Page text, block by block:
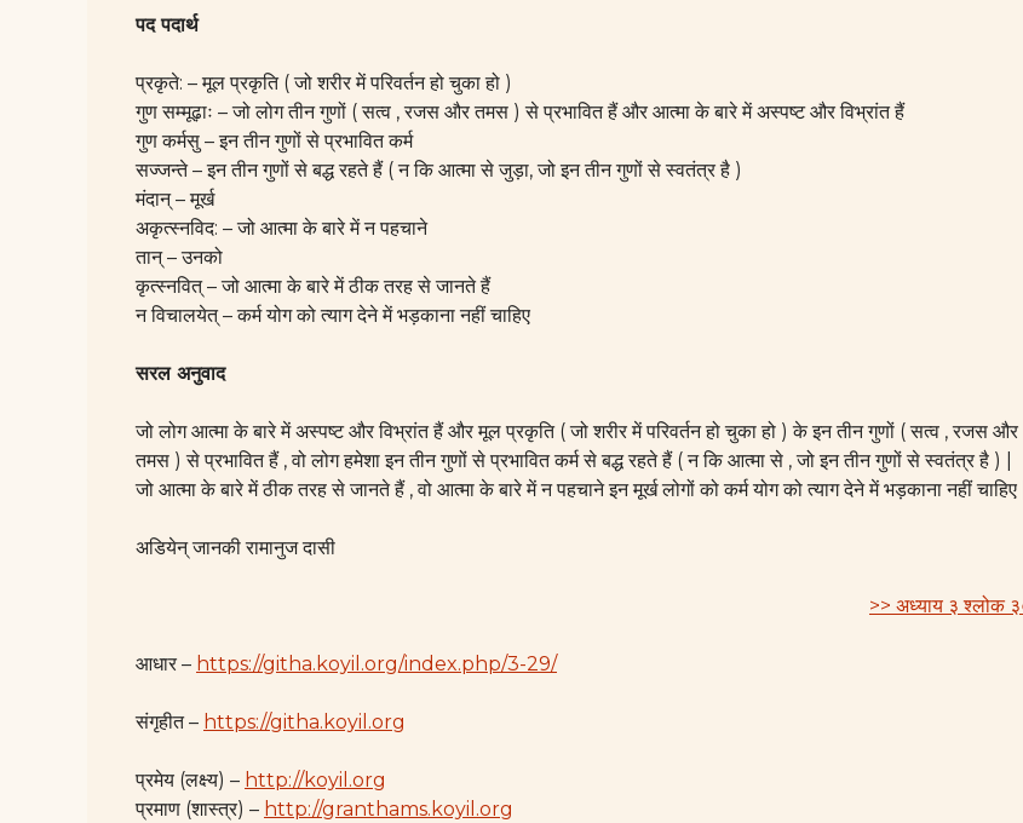
पद पदार्थ
प्रकृते: – मूल प्रकृति ( जो शरीर में परिवर्तन हो चुका हो )
गुण सम्मूढ़ाः – जो लोग तीन गुणों ( सत्व , रजस और तमस ) से प्रभावित हैं और आत्मा के बारे में अस्पष्ट और विभ्रांत हैं
गुण कर्मसु – इन तीन गुणों से प्रभावित कर्म
सज्जन्ते – इन तीन गुणों से बद्ध रहते हैं ( न कि आत्मा से जुड़ा, जो इन तीन गुणों से स्वतंत्र है )
मंदान् – मूर्ख
अकृत्स्नविद: – जो आत्मा के बारे में न पहचाने
तान् – उनको
कृत्स्नवित् – जो आत्मा के बारे में ठीक तरह से जानते हैं
न विचालयेत्‌ – कर्म योग को त्याग देने में भड़काना नहीं चाहिए
सरल अनुवाद
जो लोग आत्मा के बारे में अस्पष्ट और विभ्रांत हैं और मूल प्रकृति ( जो शरीर में परिवर्तन हो चुका हो ) के इन तीन गुणों ( सत्व , रजस और
तमस ) से प्रभावित हैं , वो लोग हमेशा इन तीन गुणों से प्रभावित कर्म से बद्ध रहते हैं ( न कि आत्मा से , जो इन तीन गुणों से स्वतंत्र है ) |
जो आत्मा के बारे में ठीक तरह से जानते हैं , वो आत्मा के बारे में न पहचाने इन मूर्ख लोगों को कर्म योग को त्याग देने में भड़काना नहीं चाहिए |
अडियेन् जानकी रामानुज दासी
>> अध्याय ३ श्लोक
आधार – https://githa.koyil.org/index.php/3-29/
संगृहीत – https://githa.koyil.org
प्रमेय (लक्ष्य) – http://koyil.org
प्रमाण (शास्त्र) – http://granthams.koyil.org